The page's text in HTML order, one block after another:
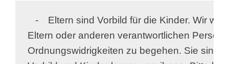
   -	Eltern sind Vorbild für die Kinder. Wir wünschen uns von den
Eltern oder anderen verantwortlichen
Ordnungswidrigkeiten zu begehen. Sie sind